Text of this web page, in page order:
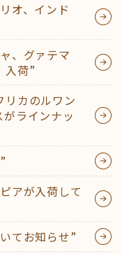
オ、インド
、グァテマ
荷”
リカのルワン
ラインナッ
アが入荷して
てお知らせ”